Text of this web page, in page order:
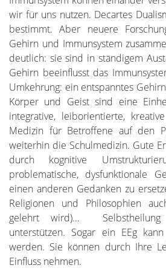
wir für uns nutzen. Decartes
bestimmt. Aber neuere
Gehirn und Immunsystem
deutlich: sie sind in ständigem
Gehirn beeinflusst das
Umkehrung: ein entspanntes
Körper und Geist sind eine
integrative, leiborientierte,
Medizin für Betroffene auf den
weiterhin die Schulmedizin. Gute
durch kognitive
problematische, dysfunktionale
einen anderen Gedanken zu
Religionen und Philosophien
gelehrt wird)…
unterstützen. Sogar ein EEg
werden. Sie können durch Ihre
Einfluss nehmen.